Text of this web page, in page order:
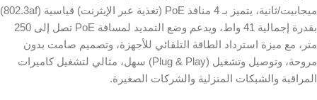
ميجابيت/ثانية، يتميز بـ 4 منافذ PoE (تغذية عبر الإيثرنت) قياسية (802.3af)
بقدرة إجمالية 41 واط، ويدعم وضع التمديد لمسافة PoE تصل إلى 250
متر، مع ميزة استرداد الطاقة التلقائي للأجهزة، وتصميم صامت بدون
مروحة، وتوصيل وتشغيل (Plug & Play) سهل، مثالي لتشغيل كاميرات
المراقبة والشبكات المنزلية والشركات الصغيرة.